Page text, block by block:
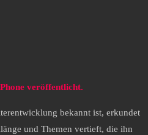
veröffentlicht.
bekannt ist, erkundet
und Themen vertieft, die ihn